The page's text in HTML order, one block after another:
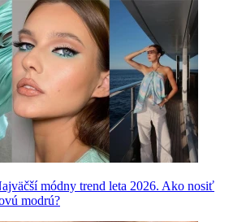
módny trend leta 2026. Ako nosiť
modrú?